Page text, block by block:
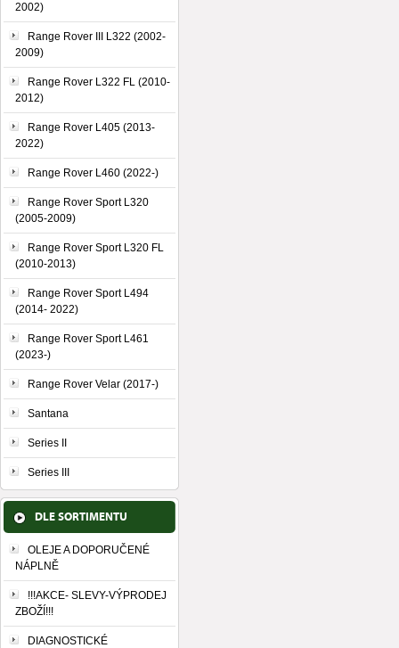
2002)
Range Rover III L322 (2002-
2009)
Range Rover L322 FL (2010-
2012)
Range Rover L405 (2013-
2022)
Range Rover L460 (2022-)
Range Rover Sport L320
(2005-2009)
Range Rover Sport L320 FL
(2010-2013)
Range Rover Sport L494
(2014- 2022)
Range Rover Sport L461
(2023-)
Range Rover Velar (2017-)
Santana
Series II
Series III
DLE SORTIMENTU
OLEJE A DOPORUČENÉ
NÁPLNĚ
!!!AKCE- SLEVY-VÝPRODEJ
ZBOŽÍ!!!
DIAGNOSTICKÉ